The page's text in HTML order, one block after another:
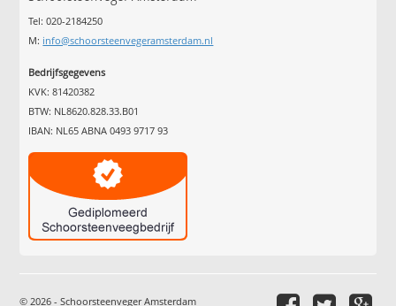
Tel: 020-2184250
M: info@schoorsteenvegeramsterdam.nl
Bedrijfsgegevens
KVK: 81420382
BTW: NL8620.828.33.B01
IBAN: NL65 ABNA 0493 9717 93
© 2026 - Schoorsteenveger Amsterdam